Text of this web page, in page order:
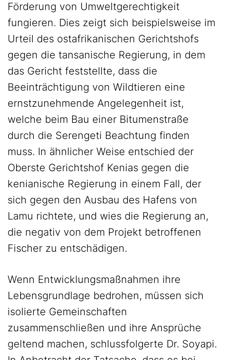
Förderung von Umweltgerechtigkeit
fungieren. Dies zeigt sich beispielsweise im
Urteil des ostafrikanischen Gerichtshofs
gegen die tansanische Regierung, in dem
das Gericht feststellte, dass die
Beeinträchtigung von Wildtieren eine
ernstzunehmende Angelegenheit ist,
welche beim Bau einer Bitumenstraße
durch die Serengeti Beachtung finden
muss. In ähnlicher Weise entschied der
Oberste Gerichtshof Kenias gegen die
kenianische Regierung in einem Fall, der
sich gegen den Ausbau des Hafens von
Lamu richtete, und wies die Regierung an,
die negativ von dem Projekt betroffenen
Fischer zu entschädigen.
Wenn Entwicklungsmaßnahmen ihre
Lebensgrundlage bedrohen, müssen sich
isolierte Gemeinschaften
zusammenschließen und ihre Ansprüche
geltend machen, schlussfolgerte Dr. Soyapi.